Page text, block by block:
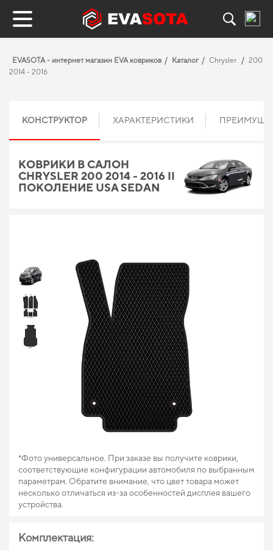
EVASOTA - интернет магазин EVA ковриков Каталог Chrysler
200
2014 - 2016
КОНСТРУКТОР ХАРАКТЕРИСТИКИ
КОВРИКИ В САЛОН
CHRYSLER 200 2014 - 2016 II
ПОКОЛЕНИЕ USA SEDAN
*Фото универсальное. При заказе вы получите коврики,
соответствующие конфигурации автомобиля по выбранным
параметрам. Обратите внимание, что цвет товара может
несколько отличаться из-за особенностей дисплея вашего
устройства.
Комплектация: